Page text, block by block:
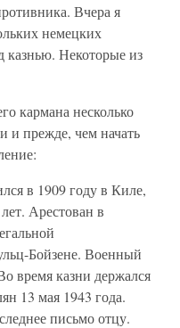
Вчера я
немецких
казнью. Некоторые из
кармана несколько
и прежде, чем начать
в 1909 году в Киле,
Арестован в
Бойзене. Военный
время казни держался
13 мая 1943 года.
письмо отцу.